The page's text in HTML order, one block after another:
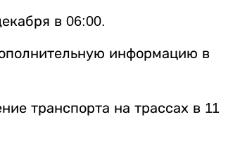
в 06:00.
информацию в
транспорта на трассах в 11